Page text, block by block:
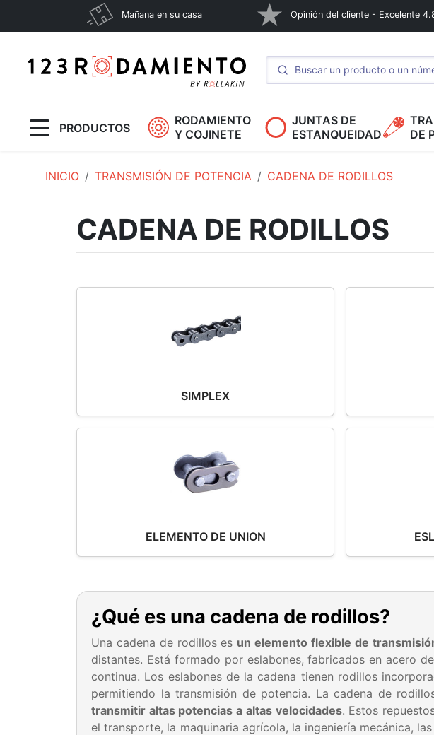
Mañana en su casa Opinión del cliente - Excelente
PRODUCTOS
RODAMIENTO
Y COJINETE
JUNTAS DE
ESTANQUEIDAD
DE
INICIO TRANSMISIÓN DE POTENCIA CADENA DE RODILLOS
CADENA DE RODILLOS
SIMPLEX
ELEMENTO DE UNION
¿Qué es una cadena de rodillos?
Una cadena de rodillos es un elemento flexible de
distantes. Está formado por eslabones, fabricados en acero
continua. Los eslabones de la cadena tienen rodillos
permitiendo la transmisión de potencia. La cadena de
transmitir altas potencias a altas velocidades. Estos
el transporte, la maquinaria agrícola, la ingeniería mecánica,